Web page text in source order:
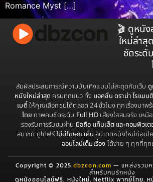
Romance Myst […]
🎬 ดูหนั
ใหม่ล่าสุ
ชัดระดั
สัมผัสประสบการณ์ความบันเทิงแบบไม่สะดุดกับเว็บ
หนังใหม่ล่าสุด ครบทุกแนว ทั้ง แอคชั่น ดราม่า โรแม
เมดี้ ให้คุณเลือกชมได้ตลอด 24 ชั่วโมง ทุกเรื่องมาพ
ไทย ภาพคมชัดระดับ Full HD เสียงใสสมจริง เห
รองรับการรับชมผ่าน มือถือ แท็บเล็ต และคอมพิวเต
สมาชิก ดูได้ฟรีไม่มีโฆษณาคั่น อัปเดตหนังใหม่ก่อน
ออนไลน์เต็มเรื่อง ได้ง่าย ๆ ทุกที่ทุก
Copyright © 2025dbzcon.com — แหล่งรวมค
สำหรับคนรักหนัง
ดูหนังออนไลน์ฟรี, หนังใหม่,Netflix พากย์ไทย,ห